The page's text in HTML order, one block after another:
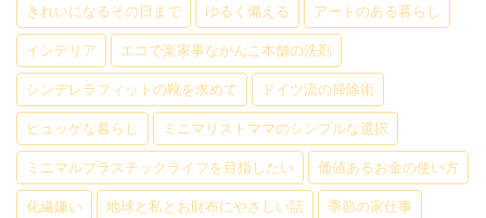
きれいになるその日まで ゆるく備える アートのある暮らし
インテリア エコで楽家事ながんこ本舗の洗剤
シンデレラフィットの靴を求めて ドイツ流の掃除術
ヒュッゲな暮らし ミニマリストママのシンプルな選択
ミニマルプラスチックライフを目指したい 価値あるお金の使い方
化繊嫌い 地球と私とお財布にやさしい話 季節の家仕事